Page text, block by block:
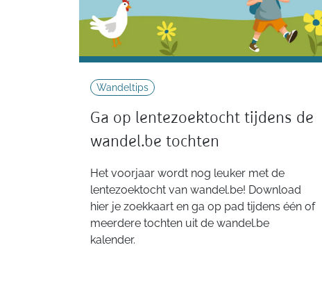
Wandeltips
Ga op lentezoektocht tijdens de
wandel.be tochten
Het voorjaar wordt nog leuker met de
lentezoektocht van wandel.be! Download
hier je zoekkaart en ga op pad tijdens één of
meerdere tochten uit de wandel.be
kalender.